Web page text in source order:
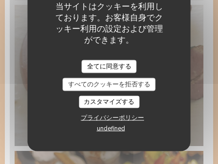
当サイトはクッキーを利用し
ております。お客様自身でク
ッキー利用の設定および管理
ができます。
全てに同意する
すべてのクッキーを拒否する
カスタマイズする
プライバシーポリシー
undefined
choucr.jpg
La Table du Pâtissier